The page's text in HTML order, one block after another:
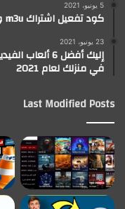
5 يونيو، 2021
كود تفعيل اشتراك m3u و iptv بشكل مجاني اكثر من 1500 كود
23 يونيو، 2021
إليك أفضل 6
في منزلك لعام 2021
Last Modified Posts